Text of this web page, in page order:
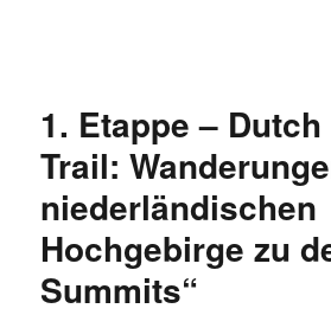
1. Etappe –
Trail:
niederländischen
Hochgebirge zu
Summits“